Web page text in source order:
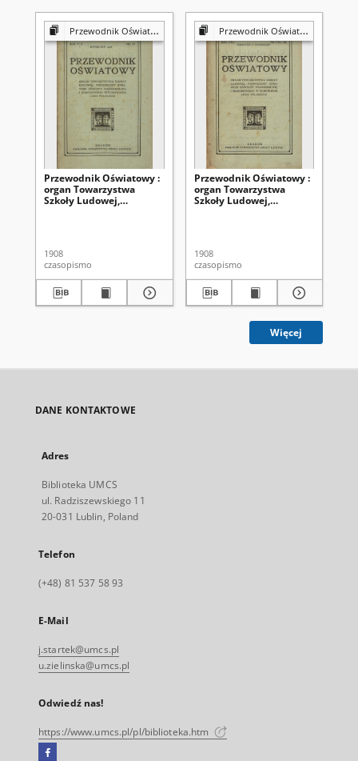
Przewodnik Oświatowy : organ Towarzystwa Szkoły Ludowej, poświęcony sprawom oświaty pozaszkolnej i narodowego wychowania ludu polskiego
Przewodnik Oświatowy :
organ Towarzystwa
Szkoły Ludowej,
(1908), nr 4
1908
czasopismo
Przewodnik Oświatowy : organ Towarzystwa Szkoły Ludowej, poświęcony sprawom oświaty pozaszkolnej i narodowego wychowania ludu polskiego
Przewodnik Oświatowy :
organ Towarzystwa
Szkoły Ludowej,
(1908), nr 8/9
1908
czasopismo
Więcej
DANE KONTAKTOWE
Adres
Biblioteka UMCS
ul. Radziszewskiego 11
20-031 Lublin, Poland
Telefon
(+48) 81 537 58 93
E-Mail
j.startek@umcs.pl
u.zielinska@umcs.pl
Odwiedź nas!
https://www.umcs.pl/pl/biblioteka.htm
Facebook